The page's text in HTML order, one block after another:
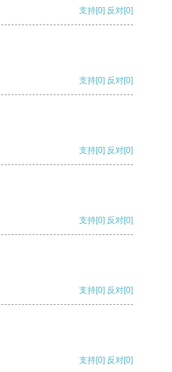
支持[0] 反对[0]
支持[0] 反对[0]
支持[0] 反对[0]
支持[0] 反对[0]
支持[0] 反对[0]
支持[0] 反对[0]